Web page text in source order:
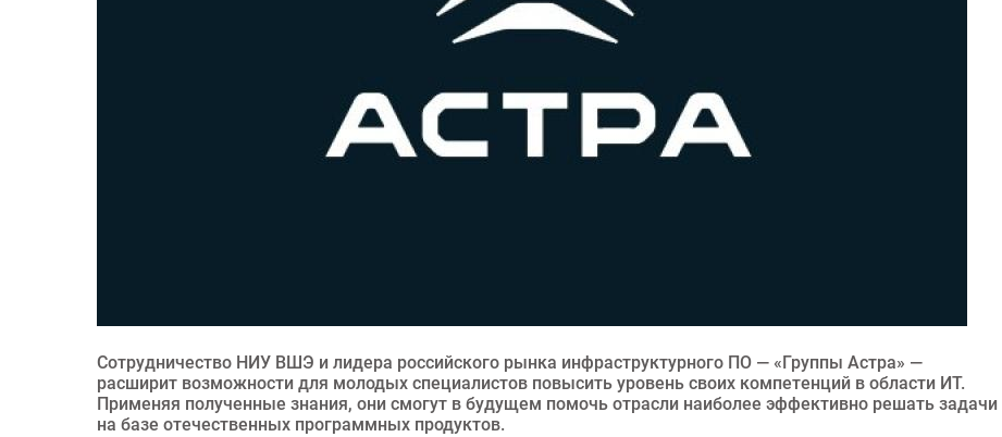
Сотрудничество НИУ ВШЭ и лидера российского рынка инфраструктурного ПО — «Группы Астра» —
расширит возможности для молодых специалистов повысить уровень своих компетенций в области ИТ.
Применяя полученные знания, они смогут в будущем помочь отрасли наиболее эффективно решать задачи
на базе отечественных программных продуктов.